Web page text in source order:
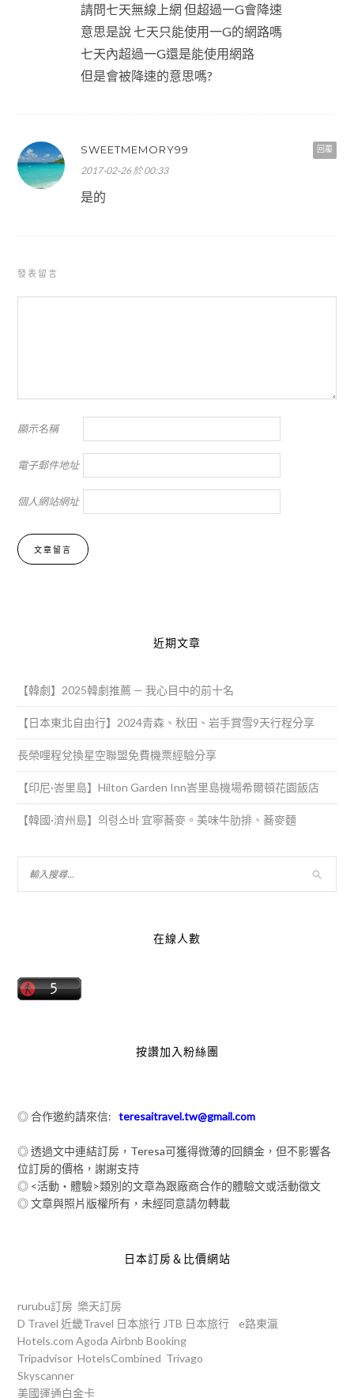
請問七天無線上網 但超過一G會降速
意思是說 七天只能使用一G的網路嗎
七天內超過一G還是能使用網路
但是會被降速的意思嗎?
回覆
SWEETMEMORY99
2017-02-26 於 00:33
是的
發表留言
顯示名稱
電子郵件地址
個人網站網址
近期文章
【韓劇】2025韓劇推薦 — 我心目中的前十名
【日本東北自由行】2024青森、秋田、岩手賞雪9天行程分享
長榮哩程兌換星空聯盟免費機票經驗分享
【印尼·峇里島】Hilton Garden Inn峇里島機場希爾頓花園飯店
【韓國·濟州島】의령소바 宜寧蕎麥。美味牛肋排、蕎麥麵
在線人數
按讚加入粉絲團
◎ 合作邀約請來信:teresaitravel.tw@gmail.com
◎ 透過文中連結訂房，Teresa可獲得微薄的回饋金，但不影響各
位訂房的價格，謝謝支持
◎ <活動‧體驗>類別的文章為跟廠商合作的體驗文或活動徵文
◎ 文章與照片版權所有，未經同意請勿轉載
日本訂房＆比價網站
rurubu訂房 樂天訂房
D Travel 近畿Travel 日本旅行 JTB 日本旅行
e路東瀛
Hotels.com Agoda Airbnb Booking
Tripadvisor HotelsCombined Trivago
Skyscanner
美國運通白金卡